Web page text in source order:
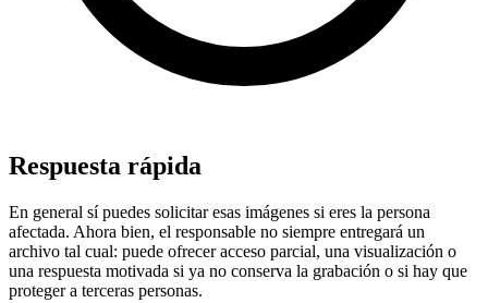
Respuesta rápida
En general sí puedes solicitar esas imágenes si eres la persona
afectada. Ahora bien, el responsable no siempre entregará un
archivo tal cual: puede ofrecer acceso parcial, una visualización o
una respuesta motivada si ya no conserva la grabación o si hay que
proteger a terceras personas.